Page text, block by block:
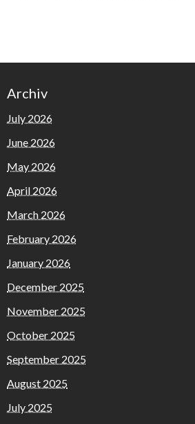
Archiv
July 2026
June 2026
May 2026
April 2026
March 2026
February 2026
January 2026
December 2025
November 2025
October 2025
September 2025
August 2025
July 2025